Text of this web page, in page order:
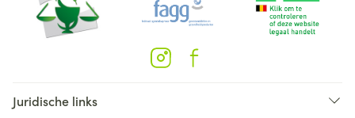
Juridische links